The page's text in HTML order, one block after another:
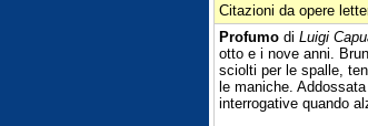
Citazioni da opere
Profumo di Luigi
otto e i nove anni.
sciolti per le spalle,
le maniche.
interrogative quando